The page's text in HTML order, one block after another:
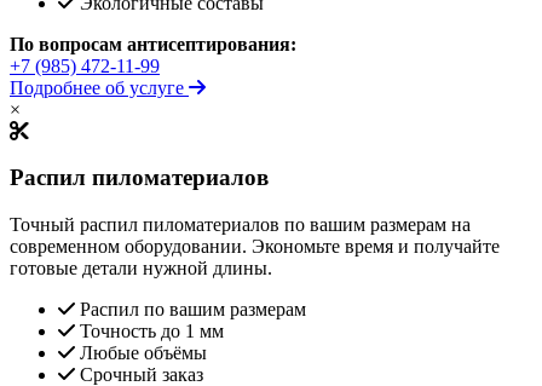
По вопросам антисептирования:
+7 (985) 472-11-99
Подробнее об услуге
×
Распил пиломатериалов
Точный распил пиломатериалов по вашим размерам на
современном оборудовании. Экономьте время и получайте
готовые детали нужной длины.
Распил по вашим размерам
Точность до 1 мм
Любые объёмы
Срочный заказ